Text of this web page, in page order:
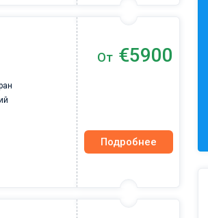
От €5900
Подробнее